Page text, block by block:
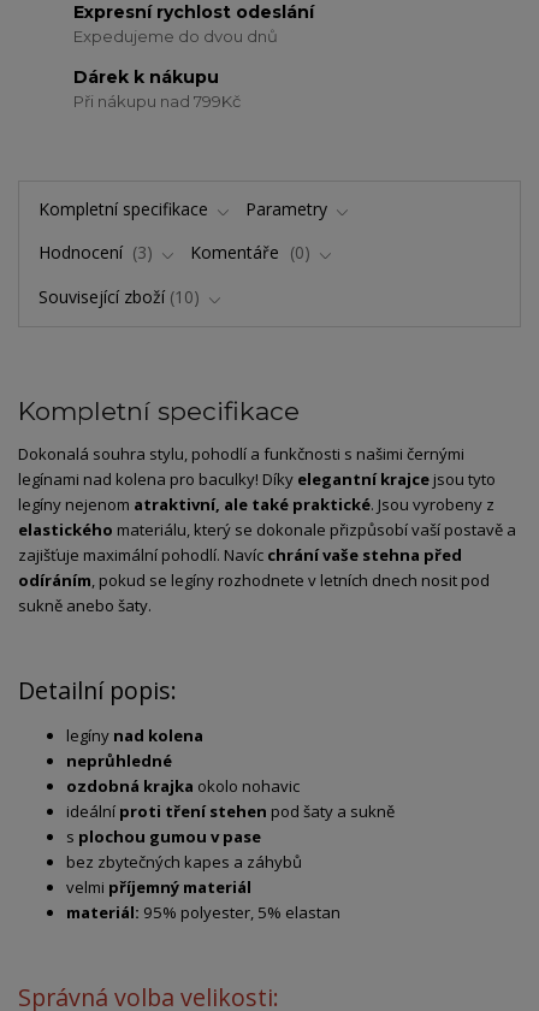
Expresní rychlost odeslání
Expedujeme do dvou dnů
Dárek k nákupu
Při nákupu nad 799Kč
Kompletní specifikace
Parametry
Hodnocení
3 Komentáře
0
Související zboží 10
Kompletní specifikace
Dokonalá souhra stylu, pohodlí a funkčnosti s našimi černými
legínami nad kolena pro baculky! Díky elegantní krajce jsou tyto
legíny nejenom atraktivní, ale také praktické. Jsou vyrobeny z
elastického materiálu, který se dokonale přizpůsobí vaší postavě a
zajišťuje maximální pohodlí. Navíc chrání vaše stehna před
odíráním, pokud se legíny rozhodnete v letních dnech nosit pod
sukně anebo šaty.
Detailní popis:
legíny nad kolena
neprůhledné
ozdobná krajka okolo nohavic
ideální proti tření stehen pod šaty a sukně
s plochou gumou v pase
bez zbytečných kapes a záhybů
velmi příjemný materiál
materiál: 95% polyester, 5% elastan
Správná volba velikosti: